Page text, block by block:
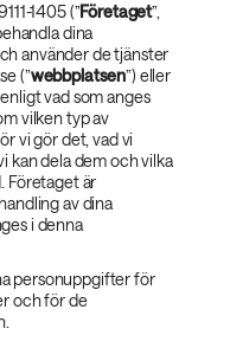
1405 (”Företaget”,
dina
använder de tjänster
(”webbplatsen”) eller
vad som anges
vilken typ av
vi gör det, vad vi
kan dela dem och vilka
Företaget är
av dina
i denna
personuppgifter för
och för de